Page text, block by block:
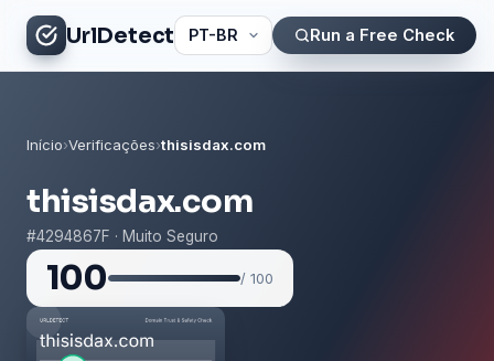
UrlDetect Run a Free Check
Início›Verificações›thisisdax.com
thisisdax.com
#4294867F · Muito Seguro
100 / 100